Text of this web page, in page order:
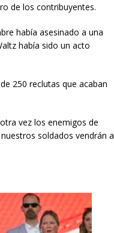
de los contribuyentes.
había asesinado a una
había sido un acto
250 reclutas que acaban
vez los enemigos de
soldados vendrán a